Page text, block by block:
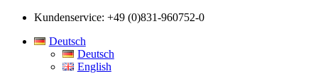
Kundenservice: +49 (0)831-960752-0
Deutsch
Deutsch
English